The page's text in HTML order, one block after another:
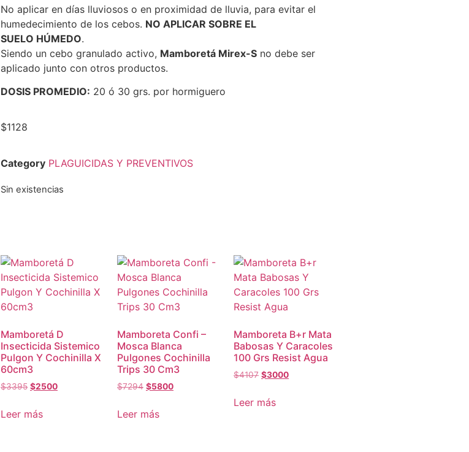
No aplicar en días lluviosos o en proximidad de lluvia, para evitar el
humedecimiento de los cebos. NO APLICAR SOBRE EL
SUELO HÚMEDO.
Siendo un cebo granulado activo, Mamboretá Mirex-S no debe ser
aplicado junto con otros productos.
DOSIS PROMEDIO: 20 ó 30 grs. por hormiguero
$1128
Category PLAGUICIDAS Y PREVENTIVOS
Sin existencias
Mamboretá D
Insecticida Sistemico
Pulgon Y Cochinilla X
60cm3
$3395 $2500
Leer más
Mamboreta Confi –
Mosca Blanca
Pulgones Cochinilla
Trips 30 Cm3
$7294 $5800
Leer más
Mamboreta B+r Mata
Babosas Y Caracoles
100 Grs Resist Agua
$4107 $3000
Leer más